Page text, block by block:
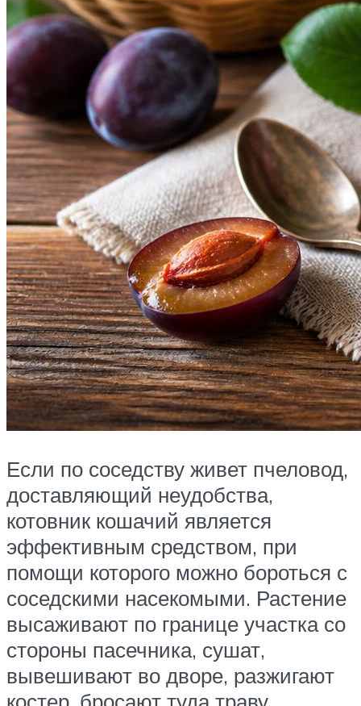
Если по соседству живет пчеловод,
доставляющий неудобства,
котовник кошачий является
эффективным средством, при
помощи которого можно бороться с
соседскими насекомыми. Растение
высаживают по границе участка со
стороны пасечника, сушат,
вывешивают во дворе, разжигают